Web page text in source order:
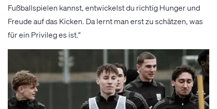
Fußballspielen kannst, entwickelst du richtig Hunger und
Freude auf das Kicken. Da lernt man erst zu schätzen, was
für ein Privileg es ist.“